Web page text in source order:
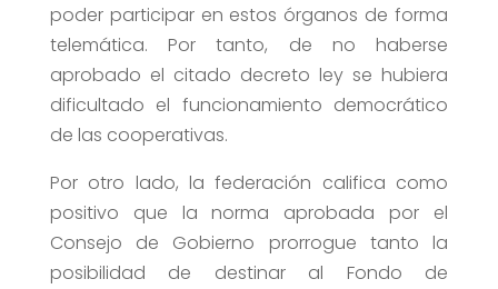
poder participar en estos órganos de forma
telemática. Por tanto, de no haberse
aprobado el citado decreto ley se hubiera
dificultado el funcionamiento democrático
de las cooperativas.
Por otro lado, la federación califica como
positivo que la norma aprobada por el
Consejo de Gobierno prorrogue tanto la
posibilidad de destinar al Fondo de